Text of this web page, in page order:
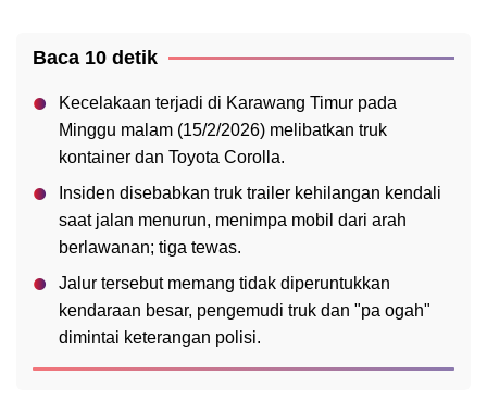
Baca 10 detik
Kecelakaan terjadi di Karawang Timur pada
Minggu malam (15/2/2026) melibatkan truk
kontainer dan Toyota Corolla.
Insiden disebabkan truk trailer kehilangan kendali
saat jalan menurun, menimpa mobil dari arah
berlawanan; tiga tewas.
Jalur tersebut memang tidak diperuntukkan
kendaraan besar, pengemudi truk dan "pa ogah"
dimintai keterangan polisi.